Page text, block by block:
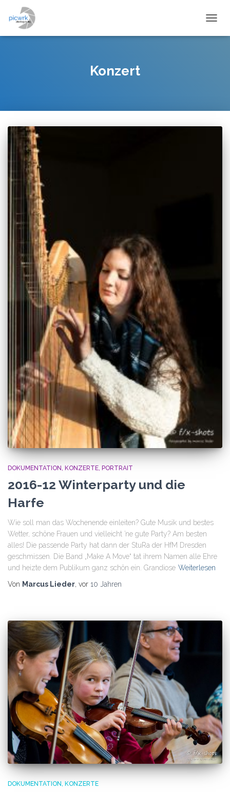
Konzert
DOKUMENTATION KONZERTE PORTRAIT
2016-12 Winterparty und die
Harfe
Wie soll man das Wochenende einleiten? Gute Musik und bestes
Wetter, schöne Frauen und vielleicht ’ne gute Party? Am besten
alles! Die passende Party hat dann der StuRa der HfM Dresden
geschmissen. Die Band „Make A Move“ tat ihrem Namen alle Ehre
und heizte dem Publikum ganz schön ein. Grandiose Weiterlesen
Von Marcus Lieder, vor 10 Jahren
DOKUMENTATION KONZERTE